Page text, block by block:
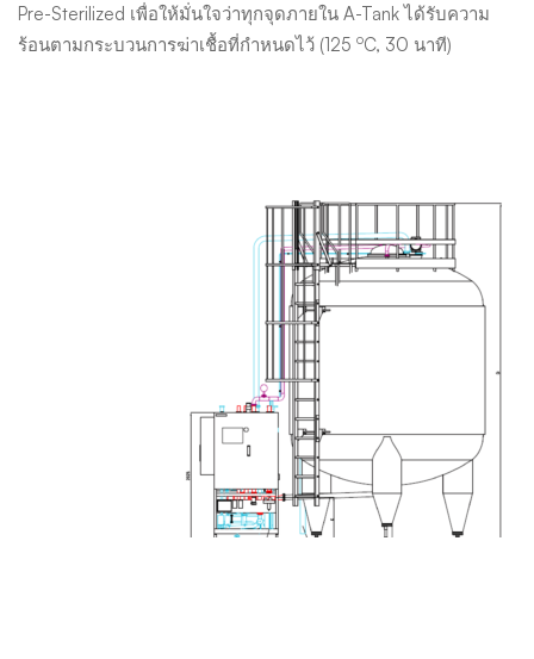
Pre-Sterilized เพื่อให้มั่นใจว่าทุกจุดภายใน A-Tank ได้รับความ
ร้อนตามกระบวนการฆ่าเชื้อที่กำหนดไว้ (125 oC, 30 นาที)